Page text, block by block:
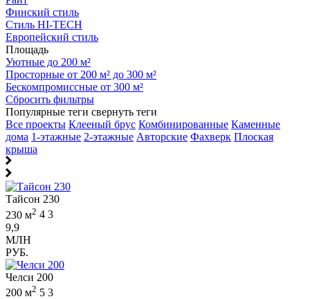
Финский стиль
Стиль HI-TECH
Европейский стиль
Площадь
Уютные до 200 м²
Просторные от 200 м² до 300 м²
Бескомпромиссные от 300 м²
Сбросить фильтры
Популярные теги свернуть теги
Все проекты Клееный брус Комбинированные Каменные
дома 1-этажные 2-этажные Авторские Фахверк Плоская
крыша
Тайсон 230
230 м2 4 3
9,9
МЛН
РУБ.
Челси 200
200 м2 5 3